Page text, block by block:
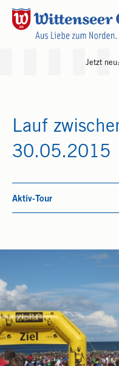
Jetzt neu:
Lauf
30.05.2015
Aktiv-Tour